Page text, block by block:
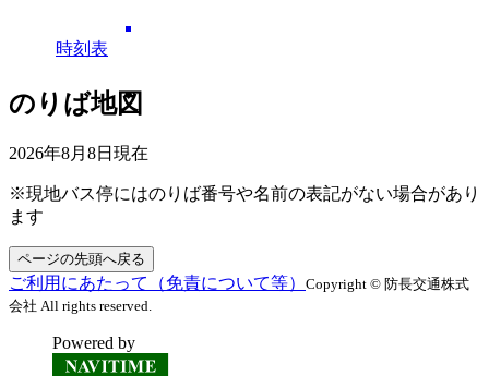
時刻表
のりば地図
2026年8月8日 現在
※現地バス停にはのりば番号や名前の表記がない場合があり
ます
ページの先頭へ戻る
ご利用にあたって（免責について等） Copyright © 防長交通株式
会社 All rights reserved.
Powered by